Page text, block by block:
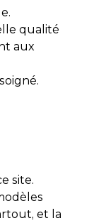
qualité
aux
site.
et la